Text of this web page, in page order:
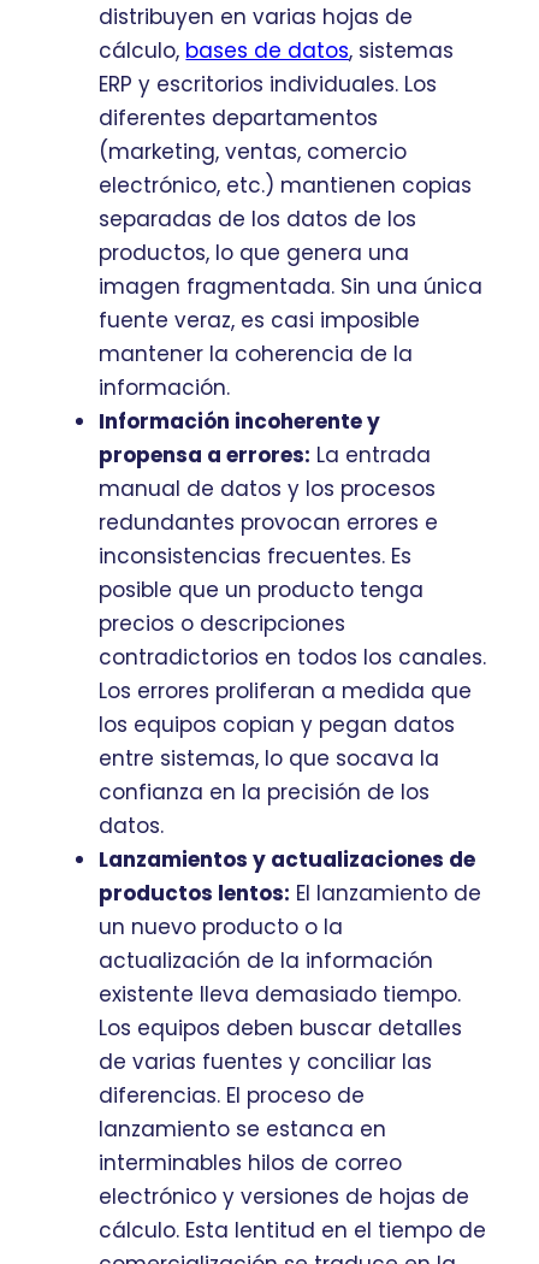
distribuyen en varias hojas de
cálculo, bases de datos, sistemas
ERP y escritorios individuales. Los
diferentes departamentos
(marketing, ventas, comercio
electrónico, etc.) mantienen copias
separadas de los datos de los
productos, lo que genera una
imagen fragmentada. Sin una única
fuente veraz, es casi imposible
mantener la coherencia de la
información.
Información incoherente y
propensa a errores: La entrada
manual de datos y los procesos
redundantes provocan errores e
inconsistencias frecuentes. Es
posible que un producto tenga
precios o descripciones
contradictorios en todos los canales.
Los errores proliferan a medida que
los equipos copian y pegan datos
entre sistemas, lo que socava la
confianza en la precisión de los
datos.
Lanzamientos y actualizaciones de
productos lentos: El lanzamiento de
un nuevo producto o la
actualización de la información
existente lleva demasiado tiempo.
Los equipos deben buscar detalles
de varias fuentes y conciliar las
diferencias. El proceso de
lanzamiento se estanca en
interminables hilos de correo
electrónico y versiones de hojas de
cálculo. Esta lentitud en el tiempo de